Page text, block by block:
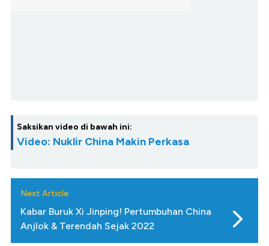
Saksikan video di bawah ini:
Video: Nuklir China Makin Perkasa
Next Article
Kabar Buruk Xi Jinping! Pertumbuhan China
Anjlok & Terendah Sejak 2022